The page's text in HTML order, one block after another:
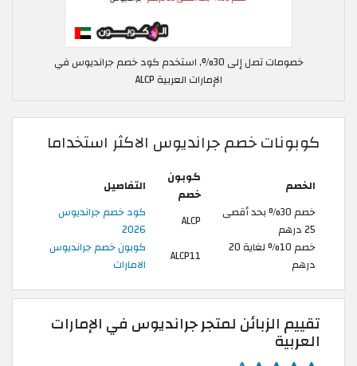
خصومات تصل إلى 30%, استخدم كود خصم جرانديوس في
الإمارات العربية ALCP
كوبونات خصم جرانديوس الاكثر استخداما
الخصم
كوبون
خصم
التفاصيل
خصم 30% بحد أقصى
25 درهم
ALCP
كود خصم جرانديوس
2026
خصم 10% لغاية 20
درهم
ALCP11
كوبون خصم جرانديوس
الامارات
تقييم الزبائن لمتجر جرانديوس في الإمارات
العربية